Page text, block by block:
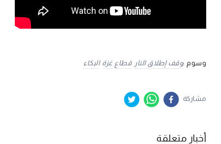
وسوم :وقف إطلاق النار قطاع غزة البكاء
مشاركة
أخبار متعلقة